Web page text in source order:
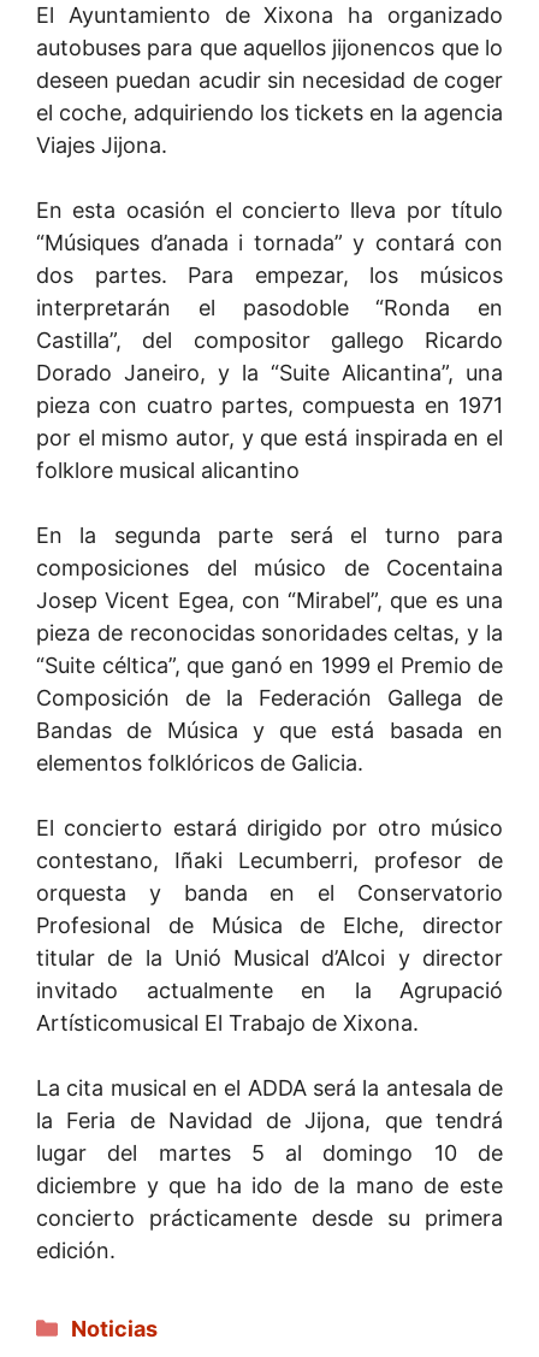
El Ayuntamiento de Xixona ha organizado
autobuses para que aquellos jijonencos que lo
deseen puedan acudir sin necesidad de coger
el coche, adquiriendo los tickets en la agencia
Viajes Jijona.
En esta ocasión el concierto lleva por título
“Músiques d’anada i tornada” y contará con
dos partes. Para empezar, los músicos
interpretarán el pasodoble “Ronda en
Castilla”, del compositor gallego Ricardo
Dorado Janeiro, y la “Suite Alicantina”, una
pieza con cuatro partes, compuesta en 1971
por el mismo autor, y que está inspirada en el
folklore musical alicantino
En la segunda parte será el turno para
composiciones del músico de Cocentaina
Josep Vicent Egea, con “Mirabel”, que es una
pieza de reconocidas sonoridades celtas, y la
“Suite céltica”, que ganó en 1999 el Premio de
Composición de la Federación Gallega de
Bandas de Música y que está basada en
elementos folklóricos de Galicia.
El concierto estará dirigido por otro músico
contestano, Iñaki Lecumberri, profesor de
orquesta y banda en el Conservatorio
Profesional de Música de Elche, director
titular de la Unió Musical d’Alcoi y director
invitado actualmente en la Agrupació
Artísticomusical El Trabajo de Xixona.
La cita musical en el ADDA será la antesala de
la Feria de Navidad de Jijona, que tendrá
lugar del martes 5 al domingo 10 de
diciembre y que ha ido de la mano de este
concierto prácticamente desde su primera
edición.
Categorías
Noticias